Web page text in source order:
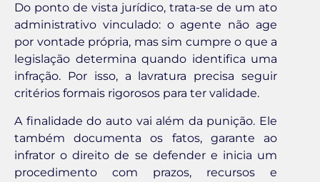
Do ponto de vista jurídico, trata-se de um ato
administrativo vinculado: o agente não age
por vontade própria, mas sim cumpre o que a
legislação determina quando identifica uma
infração. Por isso, a lavratura precisa seguir
critérios formais rigorosos para ter validade.
A finalidade do auto vai além da punição. Ele
também documenta os fatos, garante ao
infrator o direito de se defender e inicia um
procedimento com prazos, recursos e